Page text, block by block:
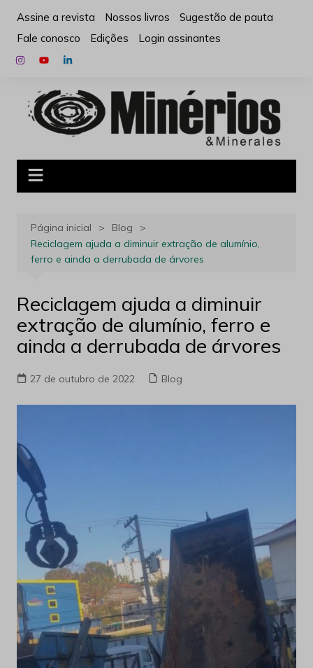
para
conteúdo
Assine a revista Nossos livros
Sugestão de pauta
Fale conosco
Edições Login assinantes
Página inicial
Blog
Reciclagem ajuda a diminuir extração de alumínio,
ferro e ainda a derrubada de árvores
Reciclagem ajuda a diminuir
extração de alumínio, ferro e
ainda a derrubada de árvores
27 de outubro de 2022 Blog